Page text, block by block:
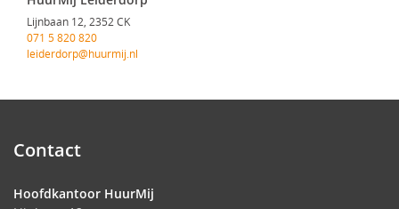
Lijnbaan 12, 2352 CK
071 5 820 820
leiderdorp@huurmij.nl
Contact
Hoofdkantoor HuurMij